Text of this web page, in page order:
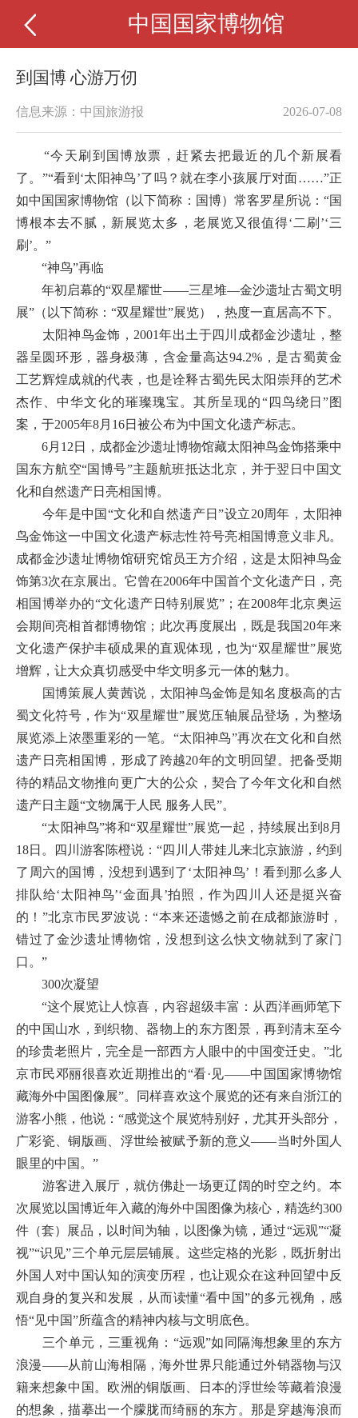
中国国家博物馆
到国博 心游万仞
信息来源：中国旅游报 2026-07-08
“今天刷到国博放票，赶紧去把最近的几个新展看
了。”“看到‘太阳神鸟’了吗？就在李小孩展厅对面……”正
如中国国家博物馆（以下简称：国博）常客罗星所说：“国
博根本去不腻，新展览太多，老展览又很值得‘二刷’‘三
刷’。”
“神鸟”再临
年初启幕的“双星耀世——三星堆—金沙遗址古蜀文明
展”（以下简称：“双星耀世”展览），热度一直居高不下。
太阳神鸟金饰，2001年出土于四川成都金沙遗址，整
器呈圆环形，器身极薄，含金量高达94.2%，是古蜀黄金
工艺辉煌成就的代表，也是诠释古蜀先民太阳崇拜的艺术
杰作、中华文化的璀璨瑰宝。其所呈现的“四鸟绕日”图
案，于2005年8月16日被公布为中国文化遗产标志。
6月12日，成都金沙遗址博物馆藏太阳神鸟金饰搭乘中
国东方航空“国博号”主题航班抵达北京，并于翌日中国文
化和自然遗产日亮相国博。
今年是中国“文化和自然遗产日”设立20周年，太阳神
鸟金饰这一中国文化遗产标志性符号亮相国博意义非凡。
成都金沙遗址博物馆研究馆员王方介绍，这是太阳神鸟金
饰第3次在京展出。它曾在2006年中国首个文化遗产日，亮
相国博举办的“文化遗产日特别展览”；在2008年北京奥运
会期间亮相首都博物馆；此次再度展出，既是我国20年来
文化遗产保护丰硕成果的直观体现，也为“双星耀世”展览
增辉，让大众真切感受中华文明多元一体的魅力。
国博策展人黄茜说，太阳神鸟金饰是知名度极高的古
蜀文化符号，作为“双星耀世”展览压轴展品登场，为整场
展览添上浓墨重彩的一笔。“太阳神鸟”再次在文化和自然
遗产日亮相国博，形成了跨越20年的文明回望。把备受期
待的精品文物推向更广大的公众，契合了今年文化和自然
遗产日主题“文物属于人民 服务人民”。
“太阳神鸟”将和“双星耀世”展览一起，持续展出到8月
18日。四川游客陈橙说：“四川人带娃儿来北京旅游，约到
了周六的国博，没想到遇到了‘太阳神鸟’！看到那么多人
排队给‘太阳神鸟’‘金面具’拍照，作为四川人还是挺兴奋
的！”北京市民罗波说：“本来还遗憾之前在成都旅游时，
错过了金沙遗址博物馆，没想到这么快文物就到了家门
口。”
300次凝望
“这个展览让人惊喜，内容超级丰富：从西洋画师笔下
的中国山水，到织物、器物上的东方图景，再到清末至今
的珍贵老照片，完全是一部西方人眼中的中国变迁史。”北
京市民邓丽很喜欢近期推出的“看·见——中国国家博物馆
藏海外中国图像展”。同样喜欢这个展览的还有来自浙江的
游客小熊，他说：“感觉这个展览特别好，尤其开头部分，
广彩瓷、铜版画、浮世绘被赋予新的意义——当时外国人
眼里的中国。”
游客进入展厅，就仿佛赴一场更辽阔的时空之约。本
次展览以国博近年入藏的海外中国图像为核心，精选约300
件（套）展品，以时间为轴，以图像为镜，通过“远观”“凝
视”“识见”三个单元层层铺展。这些定格的光影，既折射出
外国人对中国认知的演变历程，也让观众在这种回望中反
观自身的复兴和发展，从而读懂“看中国”的多元视角，感
悟“见中国”所蕴含的精神内核与文明底色。
三个单元，三重视角：“远观”如同隔海想象里的东方
浪漫——从前山海相隔，海外世界只能通过外销器物与汉
籍来想象中国。欧洲的铜版画、日本的浮世绘等藏着浪漫
的想象，描摹出一个朦胧而绮丽的东方。那是穿越海浪而